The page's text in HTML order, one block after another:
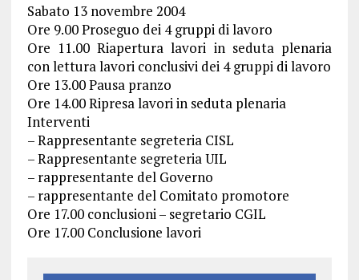
Sabato 13 novembre 2004
Ore 9.00 Proseguo dei 4 gruppi di lavoro
Ore 11.00 Riapertura lavori in seduta plenaria
con lettura lavori conclusivi dei 4 gruppi di lavoro
Ore 13.00 Pausa pranzo
Ore 14.00 Ripresa lavori in seduta plenaria
Interventi
– Rappresentante segreteria CISL
– Rappresentante segreteria UIL
– rappresentante del Governo
– rappresentante del Comitato promotore
Ore 17.00 conclusioni – segretario CGIL
Ore 17.00 Conclusione lavori